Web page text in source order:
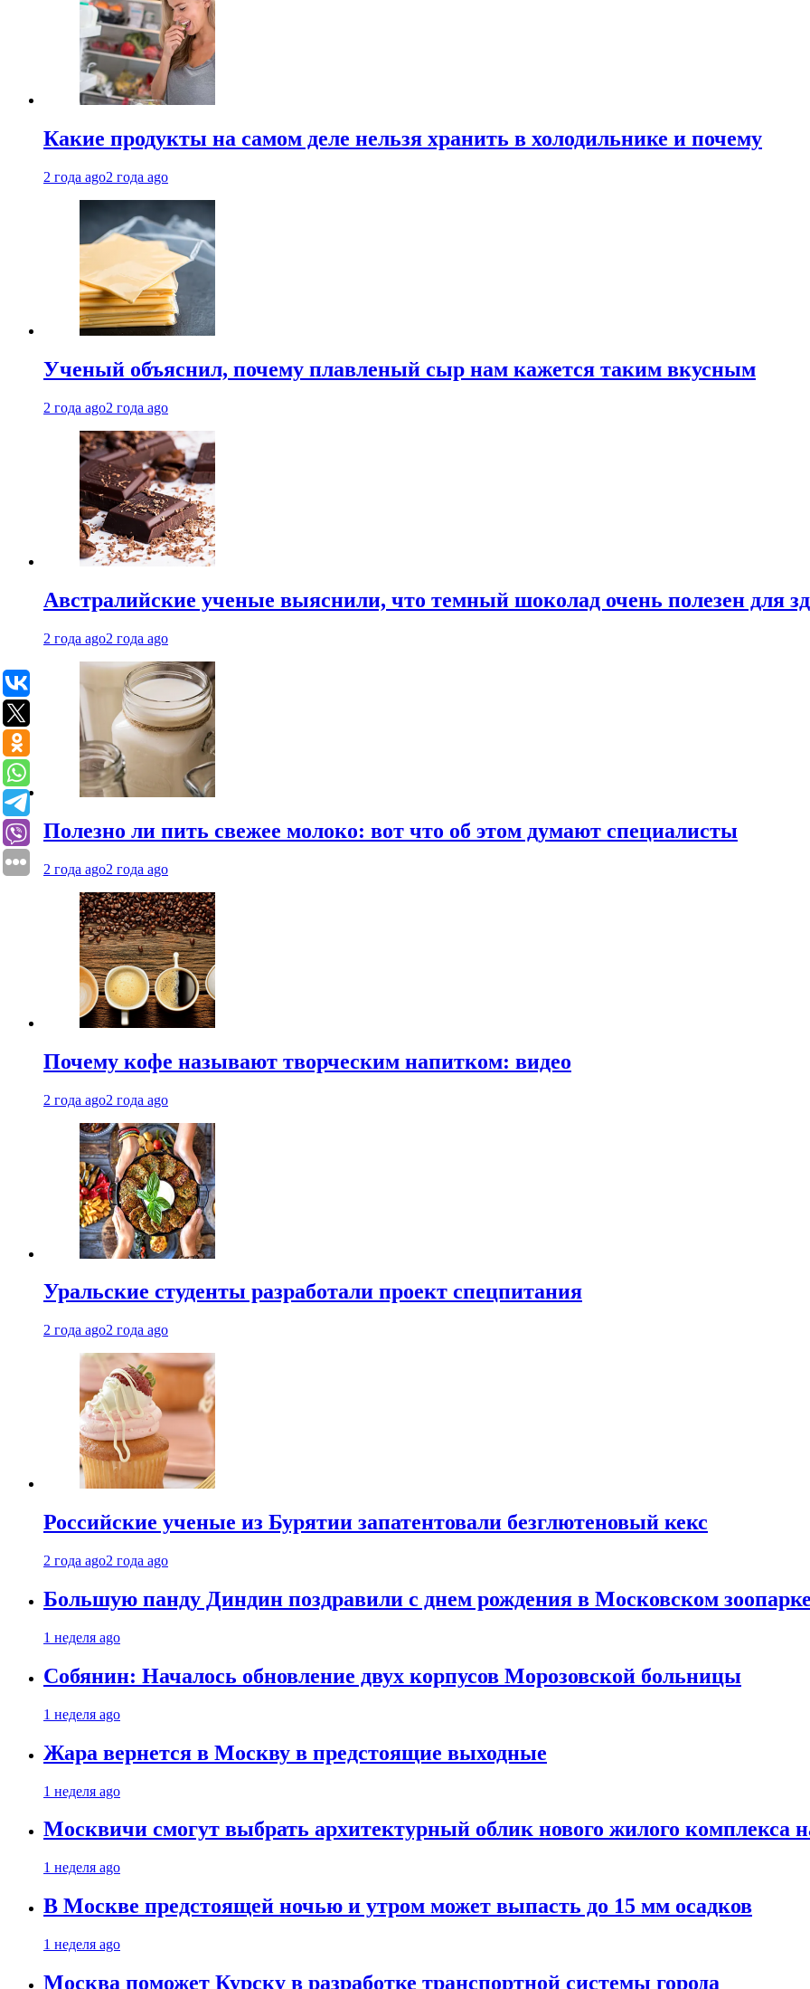
Какие продукты на самом деле нельзя хранить в холодильнике и почему
2 года ago2 года ago
Ученый объяснил, почему плавленый сыр нам кажется таким вкусным
2 года ago2 года ago
Австралийские ученые выяснили, что темный шоколад очень полезен для
2 года ago2 года ago
Полезно ли пить свежее молоко: вот что об этом думают специалисты
2 года ago2 года ago
Почему кофе называют творческим напитком: видео
2 года ago2 года ago
Уральские студенты разработали проект спецпитания
2 года ago2 года ago
Российские ученые из Бурятии запатентовали безглютеновый кекс
2 года ago2 года ago
Большую панду Диндин поздравили с днем рождения в Московском зоопарке
1 неделя ago
Собянин: Началось обновление двух корпусов Морозовской больницы
1 неделя ago
Жара вернется в Москву в предстоящие выходные
1 неделя ago
Москвичи смогут выбрать архитектурный облик нового жилого комплекса
1 неделя ago
В Москве предстоящей ночью и утром может выпасть до 15 мм осадков
1 неделя ago
Москва поможет Курску в разработке транспортной системы города